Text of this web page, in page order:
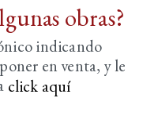
obras?
indicando
en venta, y le
click aquí­